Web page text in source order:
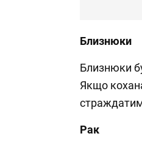
Близнюки
Близнюки
Якщо
Рак